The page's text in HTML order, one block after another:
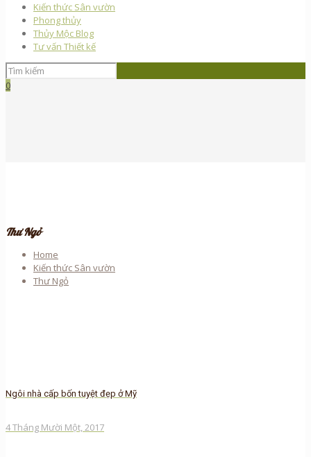
Kiến thức Sân vườn
Phong thủy
Thủy Mộc Blog
Tư vấn Thiết kế
0
Thư Ngỏ
Home
Kiến thức Sân vườn
Thư Ngỏ
Ngôi nhà cấp bốn tuyệt đẹp ở Mỹ
4 Tháng Mười Một, 2017